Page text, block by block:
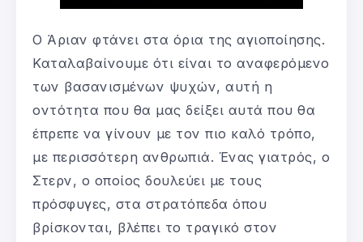
Ο Άριαν φτάνει στα όρια της αγιοποίησης.
Καταλαβαίνουμε ότι είναι το αναφερόμενο
των βασανισμένων ψυχών, αυτή η
οντότητα που θα μας δείξει αυτά που θα
έπρεπε να γίνουν με τον πιο καλό τρόπο,
με περισσότερη ανθρωπιά. Ένας γιατρός, ο
Στερν, ο οποίος δουλεύει με τους
πρόσφυγες, στα στρατόπεδα όπου
βρίσκονται, βλέπει το τραγικό στον